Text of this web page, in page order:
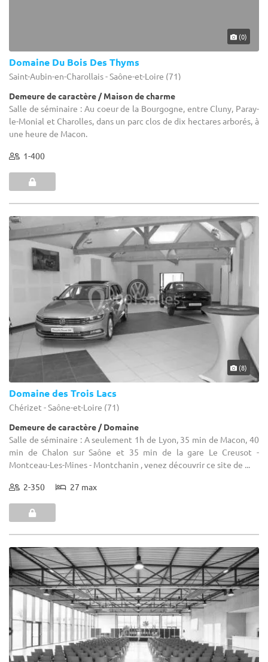
(0)
Domaine Du Bois Des Thyms
Saint-Aubin-en-Charollais - Saône-et-Loire (71)
Demeure de caractère / Maison de charme
Salle de séminaire : Au coeur de la Bourgogne, entre Cluny, Paray-
le-Monial et Charolles, dans un parc clos de dix hectares arborés, à
une heure de Macon.
1-400
(8)
Domaine des Trois Lacs
Chérizet - Saône-et-Loire (71)
Demeure de caractère / Domaine
Salle de séminaire : A seulement 1h de Lyon, 35 min de Macon, 40
min de Chalon sur Saône et 35 min de la gare Le Creusot -
Montceau-Les-Mines - Montchanin , venez découvrir ce site de ...
2-350 27 max